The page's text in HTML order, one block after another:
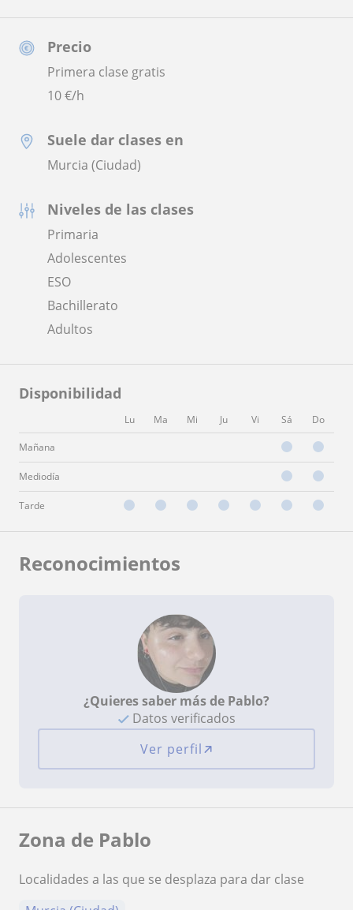
Precio
Primera clase gratis
10€/h
Suele dar clases en
Murcia (Ciudad)
Niveles de las clases
Primaria
Adolescentes
ESO
Bachillerato
Adultos
Disponibilidad
Lu Ma Mi Ju Vi Sá Do
Mañana
Mediodía
Tarde
Reconocimientos
¿Quieres saber más de Pablo?
Datos verificados
Ver perfil
Zona de Pablo
Localidades a las que se desplaza para dar clase